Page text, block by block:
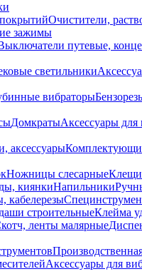
Очистители,
зажимы
путевые,
светильники
вибраторы
ДомкратыАксессуары для
аксессуары
Ножницы слесарныеКлещи
киянкиНапильники
кабелерезы
строительныеКлейма
ленты малярные
Аксессуары для